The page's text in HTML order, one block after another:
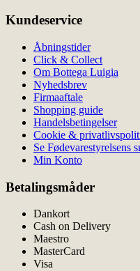
Kundeservice
Åbningstider
Click & Collect
Om Bottega Luigia
Nyhedsbrev
Firmaaftale
Shopping guide
Handelsbetingelser
Cookie &
Se Fødevarestyrelsens
Min Konto
Betalingsmåder
Dankort
Cash on Delivery
Maestro
MasterCard
Visa